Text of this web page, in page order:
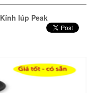
Kính lúp Peak